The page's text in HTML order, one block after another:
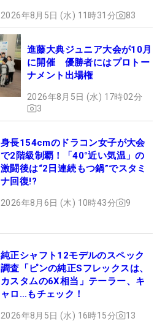
2026年8月5日 (水) 11時31分 83
進藤大典ジュニア大会が10月
に開催 優勝者にはプロトー
ナメント出場権
2026年8月5日 (水) 17時02分
3
身長154cmのドラコン女子が大会
で2階級制覇！「40°近い気温」の
激闘後は“2日連続もつ鍋”でスタミ
ナ回復!?
2026年8月6日 (木) 10時43分 9
純正シャフト12モデルのスペック
調査「ピンの純正Sフレックスは、
カスタムの6X相当」テーラー、キ
ャロ…もチェック！
2026年8月5日 (水) 16時15分 13